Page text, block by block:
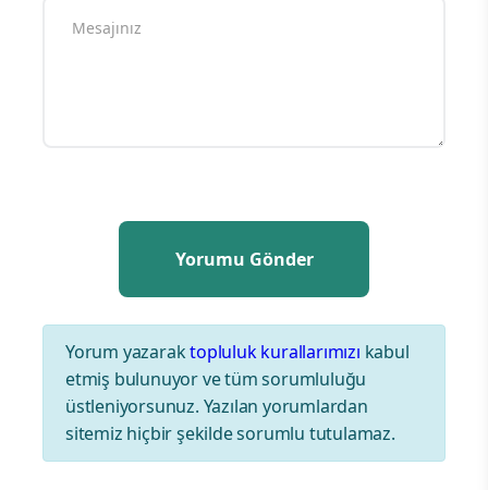
Yorum yazaraktopluluk kurallarımızı kabul
etmiş bulunuyor ve tüm sorumluluğu
üstleniyorsunuz. Yazılan yorumlardan
sitemiz hiçbir şekilde sorumlu tutulamaz.